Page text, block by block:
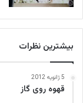
بیشترین نظرات
5 ژانویه 2012
قهوه روی گاز